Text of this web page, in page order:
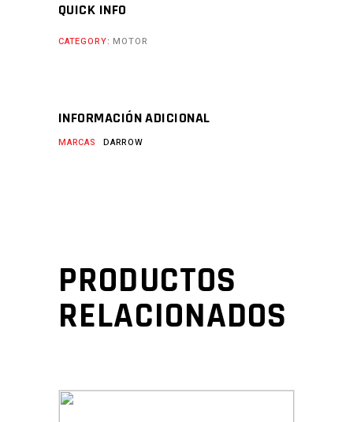
QUICK INFO
CATEGORY: MOTOR
INFORMACIÓN ADICIONAL
MARCAS DARROW
PRODUCTOS
RELACIONADOS